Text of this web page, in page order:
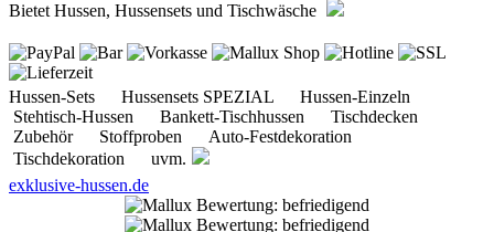
Bietet Hussen, Hussensets und Tischwäsche
Hussen-Sets Hussensets SPEZIAL Hussen-Einzeln
Stehtisch-Hussen Bankett-Tischhussen Tischdecken
Zubehör Stoffproben Auto-Festdekoration
Tischdekoration uvm.
exklusive-hussen.de